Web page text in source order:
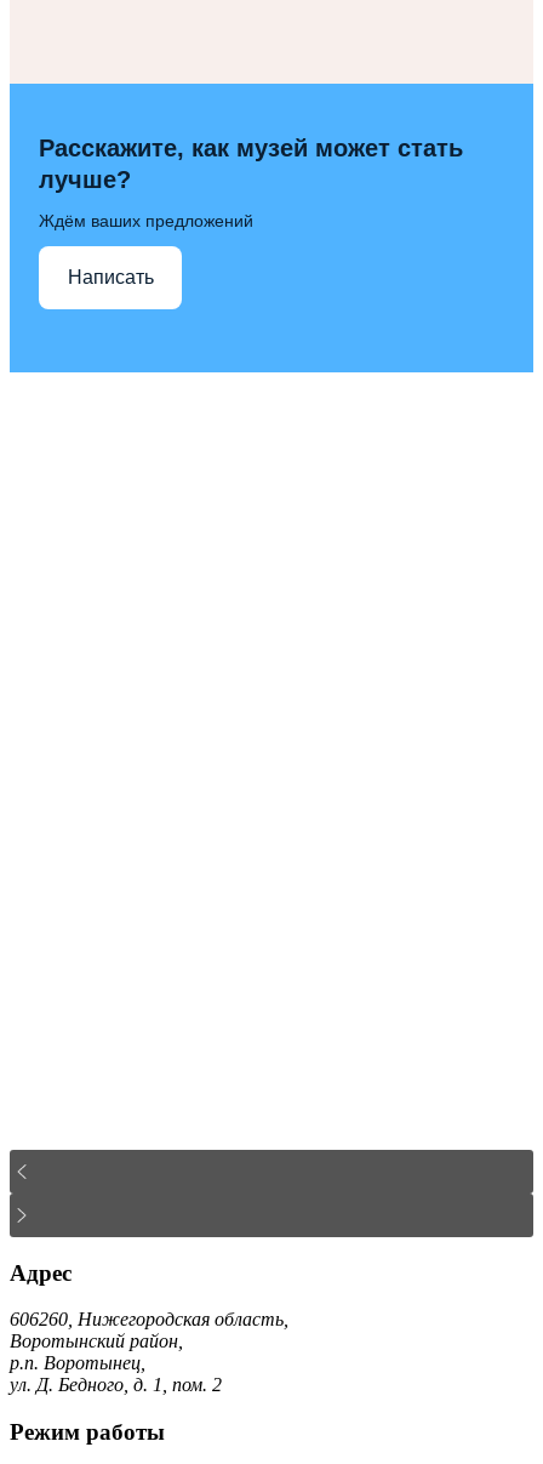
Расскажите, как музей может стать
лучше?
Ждём ваших предложений
Написать
Адрес
606260, Нижегородская область,
Воротынский район,
р.п. Воротынец,
ул. Д. Бедного, д. 1, пом. 2
Режим работы